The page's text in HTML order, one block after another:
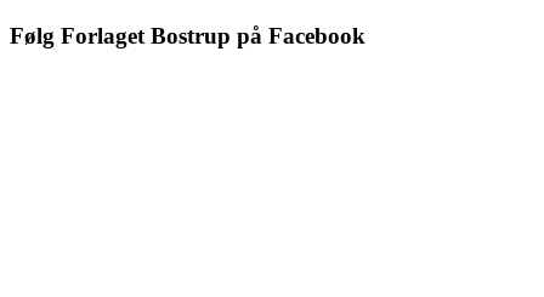
Følg Forlaget Bostrup på Facebook